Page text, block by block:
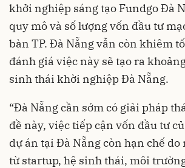
khởi nghiệp sáng tạo Fundgo Đà
quy mô và số lượng vốn đầu tư
bàn TP. Đà Nẵng vẫn còn khiêm
đánh giá việc này sẽ tạo ra
sinh thái khời nghiệp Đà Nẵng.
“Đà Nẵng cần sớm có giải pháp
đề này, việc tiếp cận vốn đầu tư
dự án tại Đà Nẵng còn hạn chế do
từ startup, hệ sinh thái, môi